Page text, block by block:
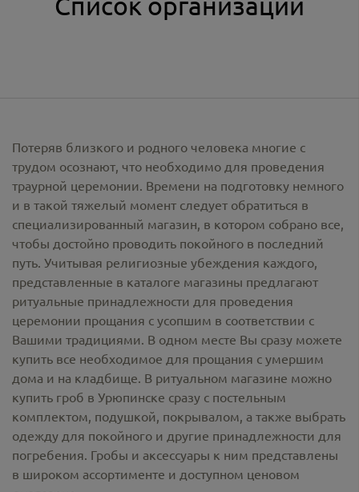
Потеряв близкого и родного человека многие с
трудом осознают, что необходимо для проведения
траурной церемонии. Времени на подготовку немного
и в такой тяжелый момент следует обратиться в
специализированный магазин, в котором собрано все,
чтобы достойно проводить покойного в последний
путь. Учитывая религиозные убеждения каждого,
представленные в каталоге магазины предлагают
ритуальные принадлежности для проведения
церемонии прощания с усопшим в соответствии с
Вашими традициями. В одном месте Вы сразу можете
купить все необходимое для прощания с умершим
дома и на кладбище. В ритуальном магазине можно
купить гроб в Урюпинске сразу с постельным
комплектом, подушкой, покрывалом, а также выбрать
одежду для покойного и другие принадлежности для
погребения. Гробы и аксессуары к ним представлены
в широком ассортименте и доступном ценовом